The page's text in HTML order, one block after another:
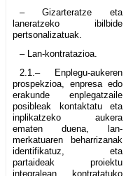
– Gizarteratze eta
laneratzeko ibilbide
pertsonalizatuak.
– Lan-kontratazioa.
2.1.– Enplegu-aukeren
prospekzioa, enpresa edo
erakunde enplegatzaile
posibleak kontaktatu eta
inplikatzeko aukera
ematen duena, lan-
merkatuaren beharrizanak
identifikatuz, eta
partaideak proiektu
integralean kontratatuko